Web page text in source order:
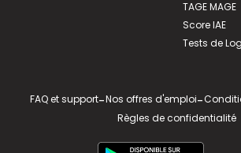
TAGE MAGE
Score IAE
Tests de
FAQ et support-Nos offres d'emploi-
Règles de confidentialité